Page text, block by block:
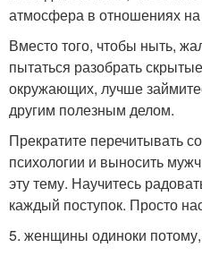
атмосфера в отношениях на
Вместо того, чтобы ныть,
пытаться разобрать
окружающих, лучше
другим полезным делом.
Прекратите перечитывать
психологии и выносить
эту тему. Научитесь
каждый поступок. Просто
5. женщины одиноки потому,